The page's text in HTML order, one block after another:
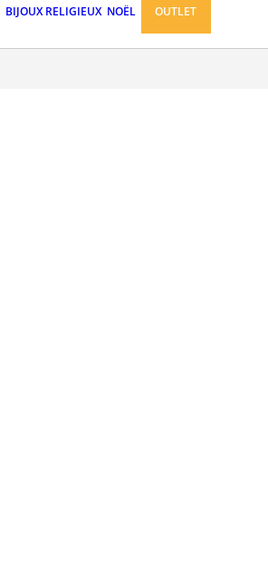
BIJOUX RELIGIEUX NOËL OUTLET